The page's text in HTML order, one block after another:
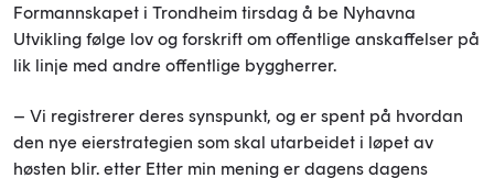
Formannskapet i Trondheim tirsdag å be Nyhavna
Utvikling følge lov og forskrift om offentlige anskaffelser på
lik linje med andre offentlige byggherrer.
– Vi registrerer deres synspunkt, og er spent på hvordan
den nye eierstrategien som skal utarbeidet i løpet av
høsten blir. etter Etter min mening er dagens dagens